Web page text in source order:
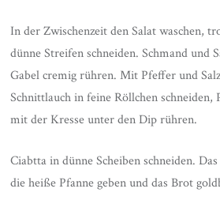
In der Zwischenzeit den Salat waschen,
dünne Streifen schneiden. Schmand und
Gabel cremig rühren. Mit Pfeffer und
Schnittlauch in feine Röllchen schneiden,
mit der Kresse unter den Dip rühren.
Ciabtta in dünne Scheiben schneiden.
die heiße Pfanne geben und das Brot